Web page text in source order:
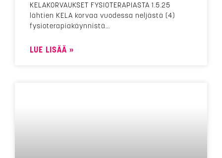
KELAKORVAUKSET FYSIOTERAPIASTA 1.5.25
lähtien KELA korvaa vuodessa neljästä (4)
fysioterapiakäynnistä
LUE LISÄÄ »